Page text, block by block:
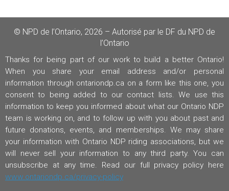
© NPD de l’Ontario, 2026 – Autorisé par le DF du NPD de
l’Ontario
Thanks for being part of our work to build a better Ontario!
When you share your email address and/or personal
information through ontariondp.ca on a form like this one, you
consent to being added to our contact lists. We use this
information to keep you informed about what our Ontario NDP
team is working on, and to follow up with you about past and
future donations, events, and memberships. We may share
your information with Ontario NDP riding associations, but we
will never sell your information to any third party. You can
unsubscribe at any time. Read our full privacy policy here
www.ontariondp.ca/privacy-policy